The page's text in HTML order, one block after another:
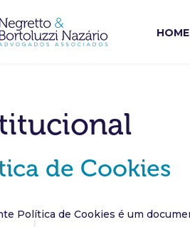
HOME
de Cookies
Política de Cookies é um